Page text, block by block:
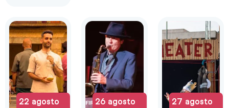
22 agosto
26 agosto
27 agosto